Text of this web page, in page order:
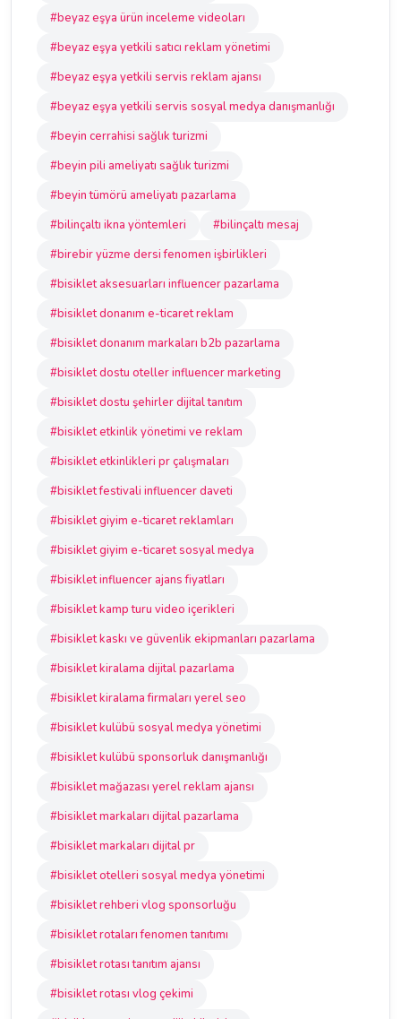
#beyaz eşya ürün inceleme videoları
#beyaz eşya yetkili satıcı reklam yönetimi
#beyaz eşya yetkili servis reklam ajansı
#beyaz eşya yetkili servis sosyal medya danışmanlığı
#beyin cerrahisi sağlık turizmi
#beyin pili ameliyatı sağlık turizmi
#beyin tümörü ameliyatı pazarlama
#bilinçaltı ikna yöntemleri
#bilinçaltı mesaj
#birebir yüzme dersi fenomen işbirlikleri
#bisiklet aksesuarları influencer pazarlama
#bisiklet donanım e-ticaret reklam
#bisiklet donanım markaları b2b pazarlama
#bisiklet dostu oteller influencer marketing
#bisiklet dostu şehirler dijital tanıtım
#bisiklet etkinlik yönetimi ve reklam
#bisiklet etkinlikleri pr çalışmaları
#bisiklet festivali influencer daveti
#bisiklet giyim e-ticaret reklamları
#bisiklet giyim e-ticaret sosyal medya
#bisiklet influencer ajans fiyatları
#bisiklet kamp turu video içerikleri
#bisiklet kaskı ve güvenlik ekipmanları pazarlama
#bisiklet kiralama dijital pazarlama
#bisiklet kiralama firmaları yerel seo
#bisiklet kulübü sosyal medya yönetimi
#bisiklet kulübü sponsorluk danışmanlığı
#bisiklet mağazası yerel reklam ajansı
#bisiklet markaları dijital pazarlama
#bisiklet markaları dijital pr
#bisiklet otelleri sosyal medya yönetimi
#bisiklet rehberi vlog sponsorluğu
#bisiklet rotaları fenomen tanıtımı
#bisiklet rotası tanıtım ajansı
#bisiklet rotası vlog çekimi